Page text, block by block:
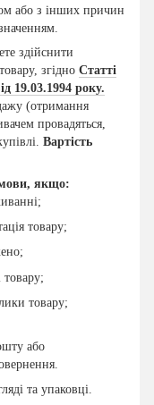
або з інших причин
здійснити
згідно Статті
19.03.1994 року.
(отримання
провадяться,
Вартість
якщо:
товару;
товару;
товару;
або
та упаковці.